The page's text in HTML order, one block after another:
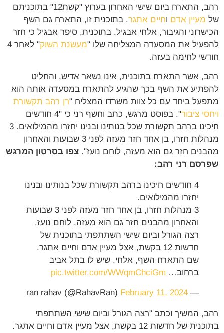
רהב, התארח ביום שישי האחרון בערוץ "קשת12" בתוכניתם
של מעיין אדם וחיים אתגר. בתוכנית זו, התארח גם השף
הכישרוני והגיבור, אלחי אבגיל. בתוכנית, סיפר אבגיל כי חזר
להפעיל את המסעדה המצליחה שלו "מעשנת השוק
" לאחר 4
חודשי לחימה בעזה.
רהב, אשר התארח בתוכנית, אינו נשאר אדיש, והחליט
להפתיע את השף בכך שהגיע להתארח במסעדה אותה הוא
מתפעל ביחד עם כל צוות משרדו המצליח "רן רהב תקשורת
ויחסי ציבור
". בפוסט מרגש, כתב וחשף רני כי "4 חודשים
חיכינו ברהב תקשורת שכל בנותינו ובנינו יחזרו מהמילואים. 3
מנהלות חזרו, בן אחד חזר מעזה לפני 3 שבועות והאחרון
מהבנים חזר גם הוא מעזה, לוחם נועז". צפו בסרטון המרגש
שפרסם רני רהב:
4 חודשים חיכינו ברהב תקשורת שכל בנותינו ובנינו
יחזרו מהמילואים.
3 מנהלות חזרו, בן אחד חזר מעזה לפני 3 שבועות
והאחרון מהבנים חזר גם הוא מעזה, לוחם נועז.
רצה הגורל וביום שישי השתתפתי בתוכנית של
חדשות 12 בקשת, אצל מעיין אדם וחיים אתגר.
שם התארח השף, אלחי, שיש לו בתל אביב
ברחוב… pic.twitter.com/WWqmChciGm
— ran rahav (@RahavRan)
February 11, 2024
רהב, המשיך וכתב "רצה הגורל וביום שישי השתתפתי
בתוכנית של חדשות 12 בקשת, אצל מעיין אדם וחיים אתגר.